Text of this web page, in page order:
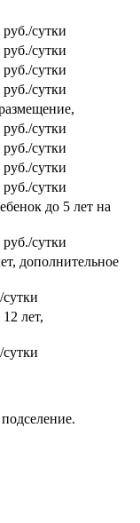
сутки
руб./сутки
сутки
руб./сутки
сутки
руб./сутки
сутки
руб./сутки
до 5 лет на
руб./сутки
дополнительное
лет,